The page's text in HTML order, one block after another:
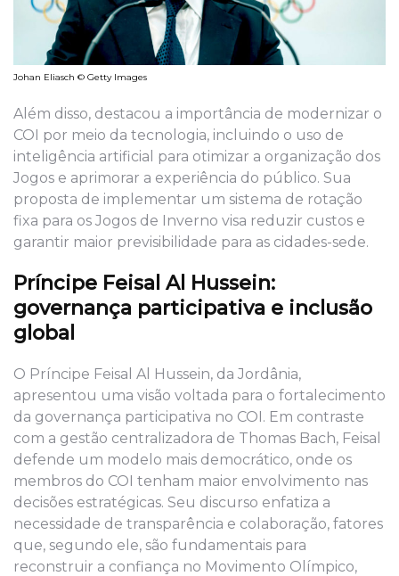
Johan Eliasch © Getty Images
Além disso, destacou a importância de modernizar o
COI por meio da tecnologia, incluindo o uso de
inteligência artificial para otimizar a organização dos
Jogos e aprimorar a experiência do público. Sua
proposta de implementar um sistema de rotação
fixa para os Jogos de Inverno visa reduzir custos e
garantir maior previsibilidade para as cidades-sede.
Príncipe Feisal Al Hussein:
governança participativa e inclusão
global
O Príncipe Feisal Al Hussein, da Jordânia,
apresentou uma visão voltada para o fortalecimento
da governança participativa no COI. Em contraste
com a gestão centralizadora de Thomas Bach, Feisal
defende um modelo mais democrático, onde os
membros do COI tenham maior envolvimento nas
decisões estratégicas. Seu discurso enfatiza a
necessidade de transparência e colaboração, fatores
que, segundo ele, são fundamentais para
reconstruir a confiança no Movimento Olímpico,